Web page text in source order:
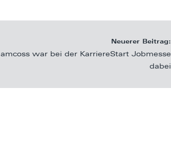
Neuerer Beitrag:
amcoss war bei der KarriereStart Jobmesse
dabei